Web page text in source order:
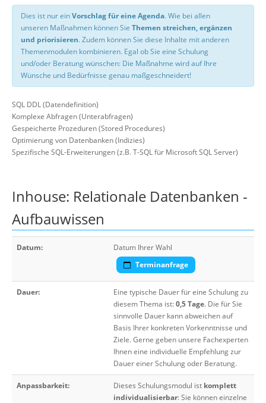
Dies ist nur einVorschlag für eine Agenda. Wie bei allen
unseren Maßnahmen können Sie Themen streichen, ergänzen
und priorisieren. Zudem können Sie diese Inhalte mit anderen
Themenmodulen kombinieren. Egal ob Sie eine Schulung
und/oder Beratung wünschen: Die Maßnahme wird auf Ihre
Wünsche und Bedürfnisse genau maßgeschneidert!
SQL DDL (Datendefinition)
Komplexe Abfragen (Unterabfragen)
Gespeicherte Prozeduren (Stored Procedures)
Optimierung von Datenbanken (Indizies)
Spezifische SQL-Erweiterungen (z.B. T-SQL für Microsoft SQL Server)
Inhouse: Relationale Datenbanken -
Aufbauwissen
Datum:
Datum Ihrer Wahl
Terminanfrage
Dauer:
Eine typische Dauer für eine Schulung zu
diesem Thema ist:0,5 Tage. Die für Sie
sinnvolle Dauer kann abweichen auf
Basis Ihrer konkreten Vorkenntnisse und
Ziele. Gerne geben unsere Fachexperten
Ihnen eine individuelle Empfehlung zur
Dauer einer Schulung oder Beratung.
Anpassbarkeit: Dieses Schulungsmodul ist komplett
individualisierbar: Sie können einzelne